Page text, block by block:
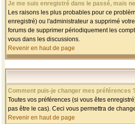
Je me suis enregistré dans le passé, mais
Les raisons les plus probables pour ce
enregistré) ou l'administrateur a supprimé
forums de supprimer périodiquement les
vous dans les discussions.
Revenir en haut de page
Comment puis-je changer mes préférences
Toutes vos préférences (si vous êtes
pas être le cas). Ceci vous permettra de
Revenir en haut de page